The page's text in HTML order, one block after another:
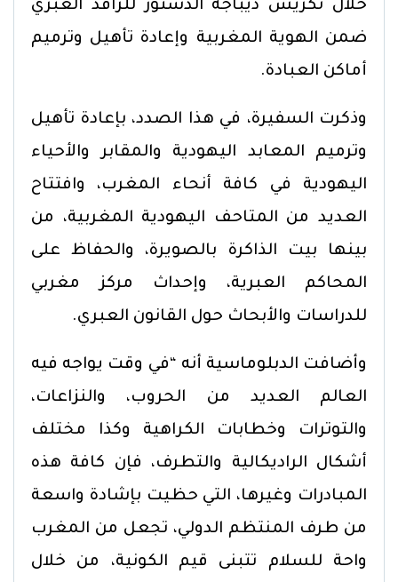
خلال تكريس ديباجة الدستور للرافد العبري
ضمن الهوية المغربية وإعادة تأهيل وترميم
أماكن العبادة.
وذكرت السفيرة، في هذا الصدد، بإعادة تأهيل
وترميم المعابد اليهودية والمقابر والأحياء
اليهودية في كافة أنحاء المغرب، وافتتاح
العديد من المتاحف اليهودية المغربية، من
بينها بيت الذاكرة بالصويرة، والحفاظ على
المحاكم العبرية، وإحداث مركز مغربي
للدراسات والأبحاث حول القانون العبري.
وأضافت الدبلوماسية أنه “في وقت يواجه فيه
العالم العديد من الحروب، والنزاعات،
والتوترات وخطابات الكراهية وكذا مختلف
أشكال الراديكالية والتطرف، فإن كافة هذه
المبادرات وغيرها، التي حظيت بإشادة واسعة
من طرف المنتظم الدولي، تجعل من المغرب
واحة للسلام تتبنى قيم الكونية، من خلال